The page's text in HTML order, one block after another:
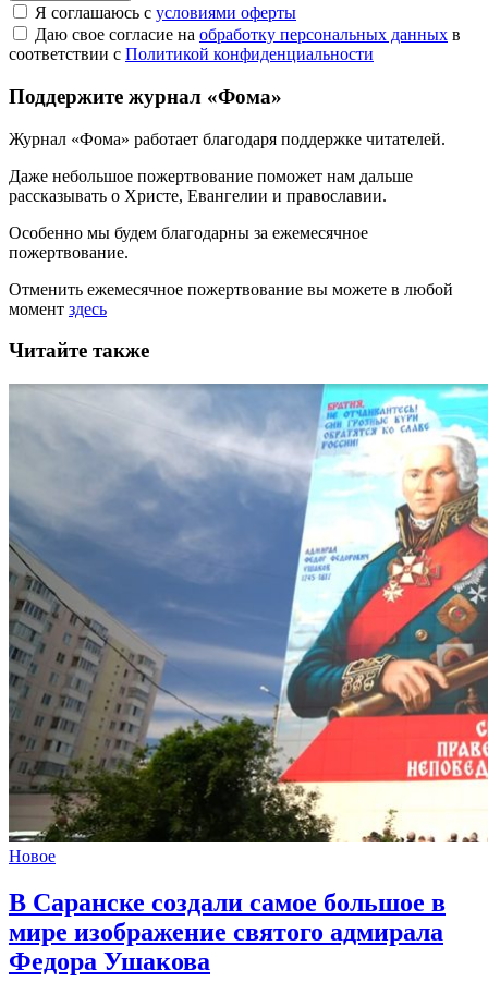
Я соглашаюсь с условиями оферты
Даю свое согласие на обработку персональных данных в
соответствии с Политикой конфиденциальности
Поддержите журнал «Фома»
Журнал «Фома» работает благодаря поддержке читателей.
Даже небольшое пожертвование поможет нам дальше
рассказывать о Христе, Евангелии и православии.
Особенно мы будем благодарны за ежемесячное
пожертвование.
Отменить ежемесячное пожертвование вы можете в любой
момент здесь
Читайте также
Новое
В Саранске создали самое большое в
мире изображение святого адмирала
Федора Ушакова